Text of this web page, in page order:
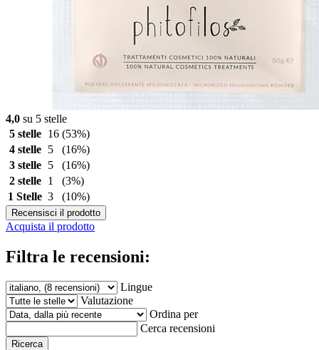
4,0 su 5 stelle
5 stelle
16 (53%)
4 stelle
5
(16%)
3 stelle
5
(16%)
2 stelle
1
(3%)
1 Stelle 3 (10%)
Recensisci il prodotto
Acquista il prodotto
Filtra le recensioni:
Lingue
Valutazione
Ordina per
Cerca recensioni
Ricerca